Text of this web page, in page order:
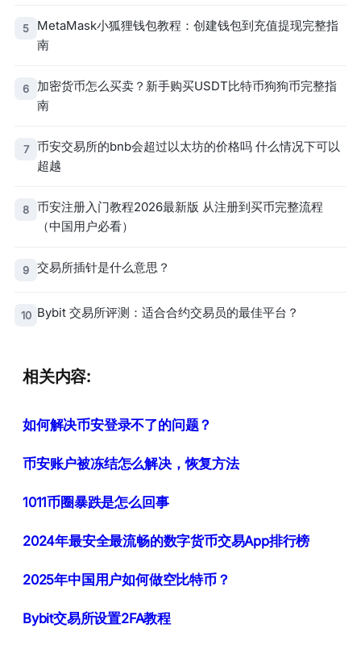
5
MetaMask小狐狸钱包教程：创建钱包到充值提现完整指
南
6
加密货币怎么买卖？新手购买USDT比特币狗狗币完整指
南
7
币安交易所的bnb会超过以太坊的价格吗 什么情况下可以
超越
8
币安注册入门教程2026最新版 从注册到买币完整流程
（中国用户必看）
9 交易所插针是什么意思？
10 Bybit 交易所评测：适合合约交易员的最佳平台？
相关内容:
如何解决币安登录不了的问题？
币安账户被冻结怎么解决，恢复方法
1011币圈暴跌是怎么回事
2024年最安全最流畅的数字货币交易App排行榜
2025年中国用户如何做空比特币？
Bybit交易所设置2FA教程